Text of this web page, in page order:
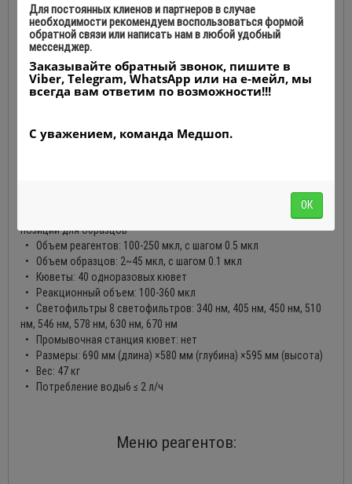
• Реагент/Образец ротор: 80 позиций для реагентов и 40
позиций для образцов
• Объем реагентов: 100-250 мкл, с шагом 0.5 мкл
• Объем образцов: 2~45 мкл, с шагом 0.1 мкл
• Кюветы: 40 одноразовых кювет
• Реакционный объем: 100-360 мкл
• Светофильтры 8 светофильтров: 340 нм, 405 нм, 450 нм, 510
нм, 546 нм, 578 нм, 630 нм, 670 нм
• Промывочная станция кювет: нет
• Размеры: 690 мм (длина) ×580 мм (глубина) ×595 мм (высота)
• Вес: 47 кг
• Потребление воды6 ≤ 2 л/ч
Меню реагентов:
Для постоянных клиенов и партнеров в случае
необходимости рекомендуем воспользоваться формой
обратной связи или написать нам в любой удобный
мессенджер.
Заказывайте обратный звонок, пишите в
Viber, Telegram, WhatsApp или на е-мейл, мы
всегда вам ответим по возможности!!!
С уважением, команда Медшоп.
ОК